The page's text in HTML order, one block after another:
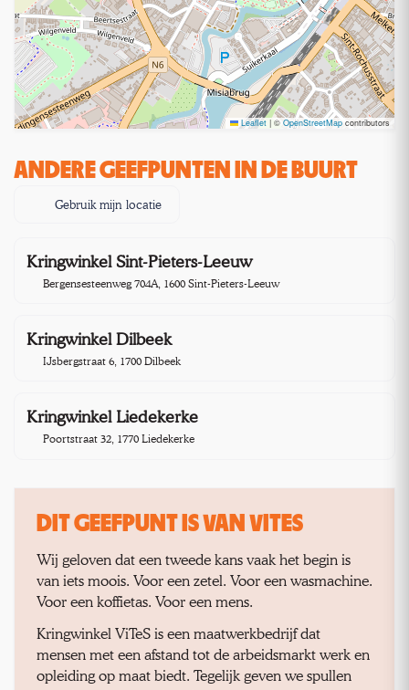
Leaflet | © OpenStreetMap contributors
ANDERE GEEFPUNTEN IN DE BUURT
Gebruik mijn locatie
Kringwinkel Sint-Pieters-Leeuw
Bergensesteenweg 704A, 1600 Sint-Pieters-Leeuw
Kringwinkel Dilbeek
IJsbergstraat 6, 1700 Dilbeek
Kringwinkel Liedekerke
Poortstraat 32, 1770 Liedekerke
DIT GEEFPUNT IS VAN VITES
Wij geloven dat een tweede kans vaak het begin is
van iets moois. Voor een zetel. Voor een wasmachine.
Voor een koffietas. Voor een mens.
Kringwinkel ViTeS is een maatwerkbedrijf dat
mensen met een afstand tot de arbeidsmarkt werk en
opleiding op maat biedt. Tegelijk geven we spullen